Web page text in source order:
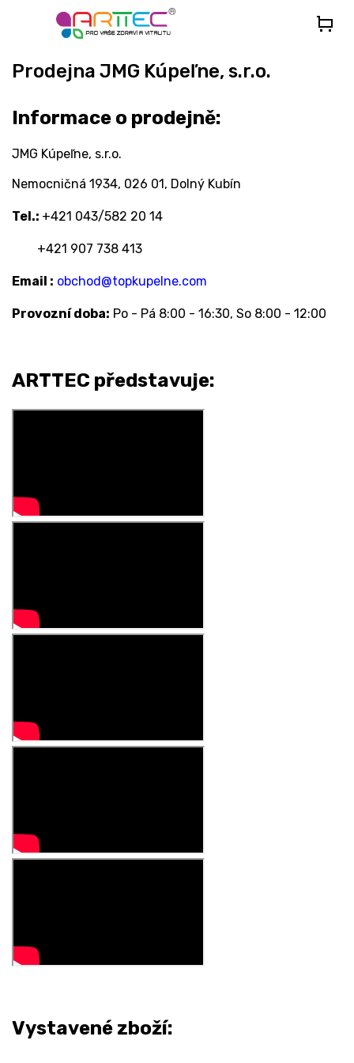
Prodejna JMG Kúpeľne, s.r.o.
Informace o prodejně:
JMG Kúpeľne, s.r.o.
Nemocničná 1934, 026 01, Dolný Kubín
Tel.: +421 043/582 20 14
+421 907 738 413
Email : obchod@topkupelne.com
Provozní doba: Po - Pá 8:00 - 16:30, So 8:00 - 12:00
ARTTEC představuje:
Vystavené zboží: